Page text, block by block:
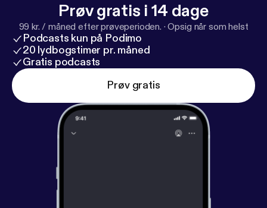
Prøv gratis i 14 dage
99 kr. / måned efter prøveperioden. ·Opsig når som helst
Podcasts kun på Podimo
20 lydbogstimer pr. måned
Gratis podcasts
Prøv gratis